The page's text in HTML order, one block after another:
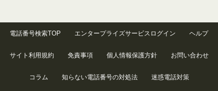
電話番号検索TOP エンタープライズサービスログイン ヘルプ
サイト利用規約 免責事項 個人情報保護方針 お問い合わせ
コラム 知らない電話番号の対処法 迷惑電話対策